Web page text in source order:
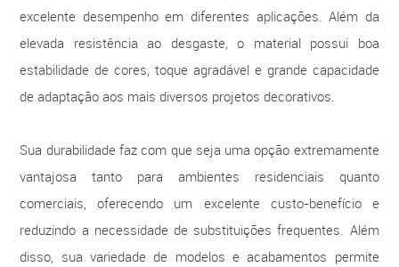
excelente desempenho em diferentes aplicações. Além da
elevada resistência ao desgaste, o material possui boa
estabilidade de cores, toque agradável e grande capacidade
de adaptação aos mais diversos projetos decorativos.
Sua durabilidade faz com que seja uma opção extremamente
vantajosa tanto para ambientes residenciais quanto
comerciais, oferecendo um excelente custo-benefício e
reduzindo a necessidade de substituições frequentes. Além
disso, sua variedade de modelos e acabamentos permite